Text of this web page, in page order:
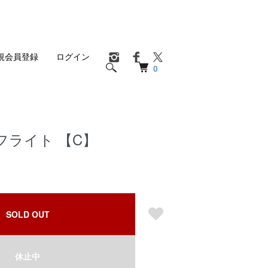
0
会員登録 ログイン
イト 【C】
SOLD OUT
休止中